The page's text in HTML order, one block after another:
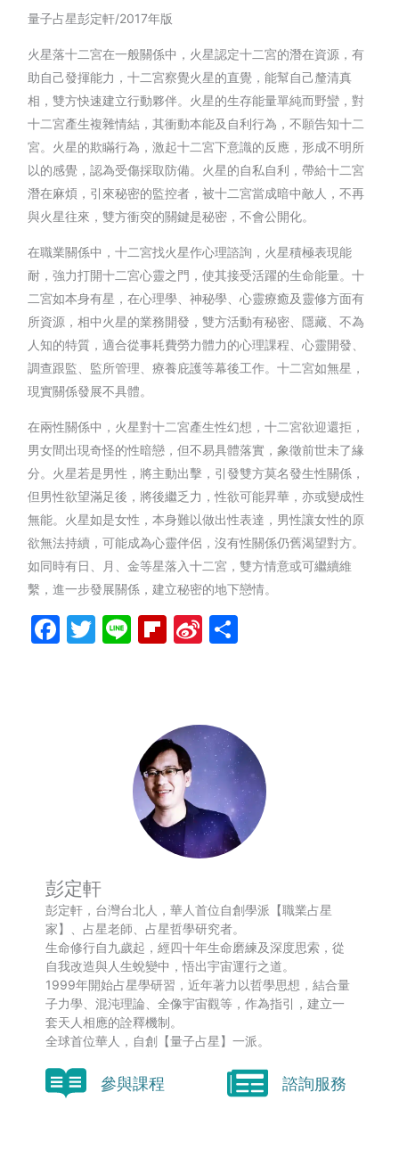
量子占星彭定軒/2017年版
火星落十二宮在一般關係中，火星認定十二宮的潛在資源，有
助自己發揮能力，十二宮察覺火星的直覺，能幫自己釐清真
相，雙方快速建立行動夥伴。火星的生存能量單純而野蠻，對
十二宮產生複雜情結，其衝動本能及自利行為，不願告知十二
宮。火星的欺瞞行為，激起十二宮下意識的反應，形成不明所
以的感覺，認為受傷採取防備。火星的自私自利，帶給十二宮
潛在麻煩，引來秘密的監控者，被十二宮當成暗中敵人，不再
與火星往來，雙方衝突的關鍵是秘密，不會公開化。
在職業關係中，十二宮找火星作心理諮詢，火星積極表現能
耐，強力打開十二宮心靈之門，使其接受活躍的生命能量。十
二宮如本身有星，在心理學、神秘學、心靈療癒及靈修方面有
所資源，相中火星的業務開發，雙方活動有秘密、隱藏、不為
人知的特質，適合從事耗費勞力體力的心理課程、心靈開發、
調查跟監、監所管理、療養庇護等幕後工作。十二宮如無星，
現實關係發展不具體。
在兩性關係中，火星對十二宮產生性幻想，十二宮欲迎還拒，
男女間出現奇怪的性暗戀，但不易具體落實，象徵前世未了緣
分。火星若是男性，將主動出擊，引發雙方莫名發生性關係，
但男性欲望滿足後，將後繼乏力，性欲可能昇華，亦或變成性
無能。火星如是女性，本身難以做出性表達，男性讓女性的原
欲無法持續，可能成為心靈伴侶，沒有性關係仍舊渴望對方。
如同時有日、月、金等星落入十二宮，雙方情意或可繼續維
繫，進一步發展關係，建立秘密的地下戀情。
Facebook
Twitter
LineFlipboard
Sina
彭定軒
彭定軒，台灣台北人，華人首位自創學派【職業占星
家】、占星老師、占星哲學研究者。
生命修行自九歲起，經四十年生命磨練及深度思索，從
自我改造與人生蛻變中，悟出宇宙運行之道。
1999年開始占星學研習，近年著力以哲學思想，結合量
子力學、混沌理論、全像宇宙觀等，作為指引，建立一
套天人相應的詮釋機制。
全球首位華人，自創【量子占星】一派。
參與課程 諮詢服務